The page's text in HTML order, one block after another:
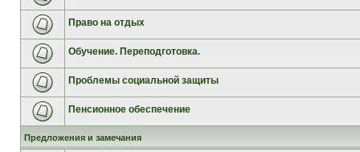
Право на отдых
Обучение. Переподготовка.
Проблемы социальной защиты
Пенсионное обеспечение
Предложения и замечания